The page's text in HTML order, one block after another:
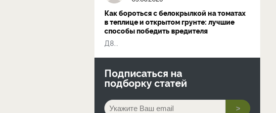
Как бороться с белокрылкой на томатах
в теплице и открытом грунте: лучшие
способы победить вредителя
Д8...
Подписаться на
подборку статей
>